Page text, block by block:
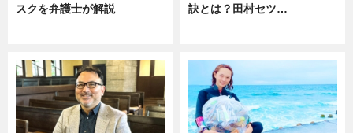
スクを弁護士が解説
訣とは？田村セツ…